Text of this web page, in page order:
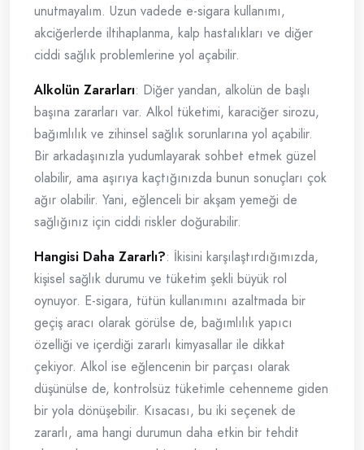
unutmayalım. Uzun vadede e-sigara kullanımı,
akciğerlerde iltihaplanma, kalp hastalıkları ve diğer
ciddi sağlık problemlerine yol açabilir.
Alkolün Zararları: Diğer yandan, alkolün de başlı
başına zararları var. Alkol tüketimi, karaciğer sirozu,
bağımlılık ve zihinsel sağlık sorunlarına yol açabilir.
Bir arkadaşınızla yudumlayarak sohbet etmek güzel
olabilir, ama aşırıya kaçtığınızda bunun sonuçları çok
ağır olabilir. Yani, eğlenceli bir akşam yemeği de
sağlığınız için ciddi riskler doğurabilir.
Hangisi Daha Zararlı?: İkisini karşılaştırdığımızda,
kişisel sağlık durumu ve tüketim şekli büyük rol
oynuyor. E-sigara, tütün kullanımını azaltmada bir
geçiş aracı olarak görülse de, bağımlılık yapıcı
özelliği ve içerdiği zararlı kimyasallar ile dikkat
çekiyor. Alkol ise eğlencenin bir parçası olarak
düşünülse de, kontrolsüz tüketimle cehenneme giden
bir yola dönüşebilir. Kısacası, bu iki seçenek de
zararlı, ama hangi durumun daha etkin bir tehdit